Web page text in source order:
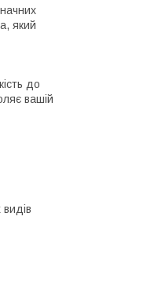
який
до
вашій